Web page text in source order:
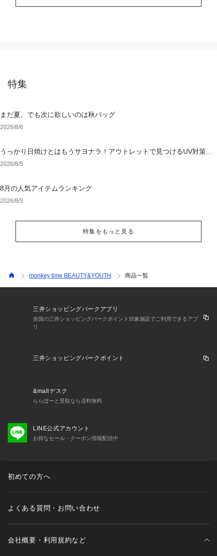
特集
まだ夏。でも次に欲しいのは秋バッグ
2026/8/6
うっかり日焼けとはもうサヨナラ！アウトレットで見つけるUV対策ウ
ェア
2026/8/5
8月の人気アイテムランキング
2026/8/3
特集をもっと見る
monkey time BEAUTY&YOUTH 商品一覧
三井ショッピングパークアプリ
全国の三井ショッピングパークポイント対象施設でご利用できるアプ
リ
三井ショッピングパークポイント
&mallデスク
ららぽーと受取なら送料無料
LINE公式アカウント
お得なセール・クーポン情報配信中
初めての方へ
よくある質問・お問い合わせ
会社概要・利用規約など